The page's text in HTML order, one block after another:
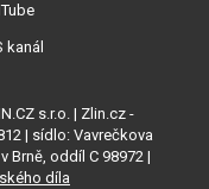
kanál
s.r.o. | Zlin.cz -
| sídlo: Vavrečkova
Brně, oddíl C 98972 |
díla